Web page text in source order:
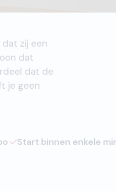
zij een
dat
dat de
je geen
Start binnen enkele